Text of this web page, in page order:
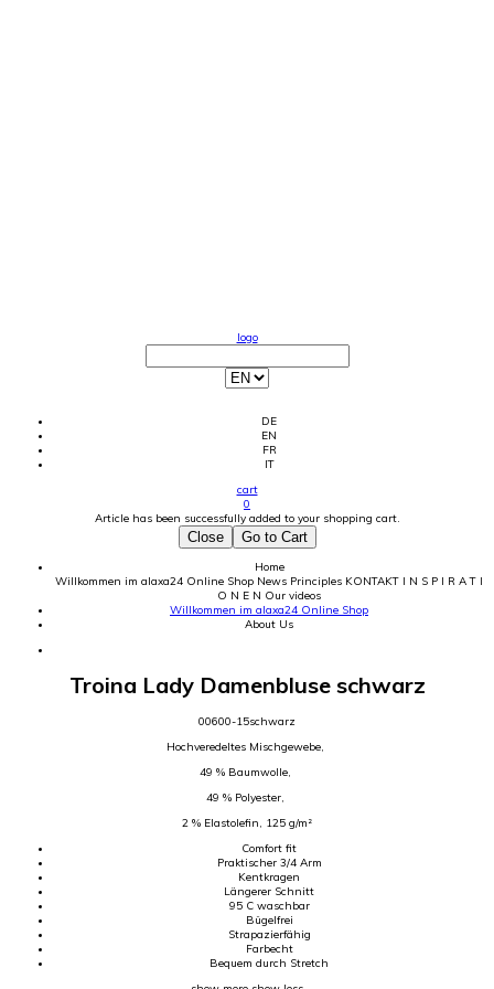
logo
DE
EN
FR
IT
cart
0
Article has been successfully added to your shopping cart.
Close Go to Cart
Home
Willkommen im alaxa24 Online Shop News Principles KONTAKT I N S P I R A T I
O N E N Our videos
Willkommen im alaxa24 Online Shop
About Us
Troina Lady Damenbluse schwarz
00600-15schwarz
Hochveredeltes Mischgewebe,
49 % Baumwolle,
49 % Polyester,
2 % Elastolefin, 125 g/m²
Comfort fit
Praktischer 3/4 Arm
Kentkragen
Längerer Schnitt
95 C waschbar
Bügelfrei
Strapazierfähig
Farbecht
Bequem durch Stretch